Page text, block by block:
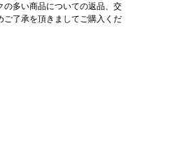
の多い商品についての返品、交
ご了承を頂きましてご購入くだ